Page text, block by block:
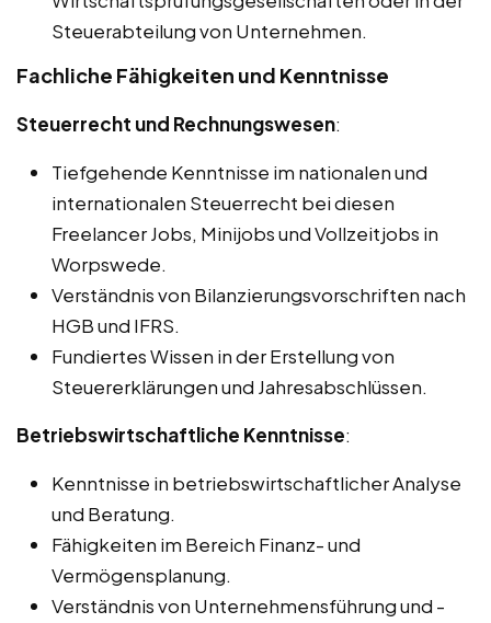
Steuerabteilung von Unternehmen.
Fachliche Fähigkeiten und Kenntnisse
Steuerrecht und Rechnungswesen:
Tiefgehende Kenntnisse im nationalen und
internationalen Steuerrecht bei diesen
Freelancer Jobs, Minijobs und Vollzeitjobs in
Worpswede.
Verständnis von Bilanzierungsvorschriften nach
HGB und IFRS.
Fundiertes Wissen in der Erstellung von
Steuererklärungen und Jahresabschlüssen.
Betriebswirtschaftliche Kenntnisse:
Kenntnisse in betriebswirtschaftlicher Analyse
und Beratung.
Fähigkeiten im Bereich Finanz- und
Vermögensplanung.
Verständnis von Unternehmensführung und -